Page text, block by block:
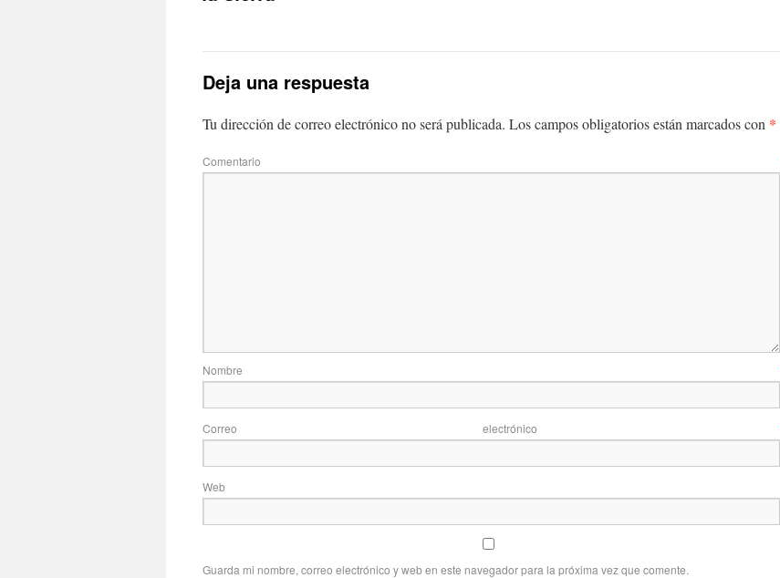
Deja una respuesta
Tu dirección de correo electrónico no será publicada. Los campos obligatorios están marcados con *
Comentario
Nombre
Correo electrónico
Web
Guarda mi nombre, correo electrónico y web en este navegador para la próxima vez que comente.